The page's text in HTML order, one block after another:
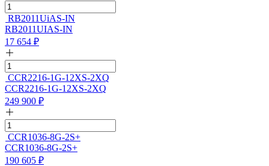
RB2011UiAS-IN
RB2011UIAS-IN
17 654 ₽
CCR2216-1G-12XS-2XQ
CCR2216-1G-12XS-2XQ
249 900 ₽
CCR1036-8G-2S+
CCR1036-8G-2S+
190 605 ₽